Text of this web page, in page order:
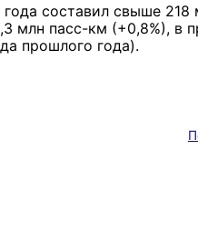
составил свыше 218
млн пасс-км (+0,8%), в
прошлого года).